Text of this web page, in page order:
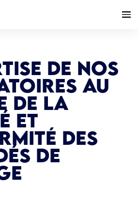
de nos
au
de la
et
des
de